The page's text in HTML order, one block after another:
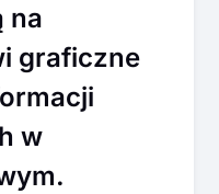
na
graficzne
w